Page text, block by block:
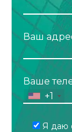
Ваш
Ваше
+1
Я даю